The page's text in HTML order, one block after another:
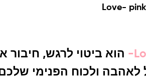
Love-
הוא ביטוי לרגש,
לאהבה ולכוח הפנימי